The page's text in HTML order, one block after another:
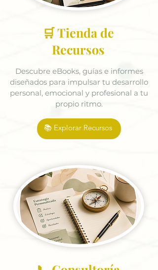
🛒 Tienda de
Recursos
Descubre eBooks, guías e informes
diseñados para impulsar tu desarrollo
personal, emocional y profesional a tu
propio ritmo.
📚 Explorar Recursos